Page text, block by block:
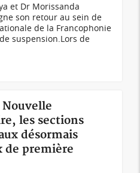
et Dr Morissanda
son retour au sein de
de la Francophonie
suspension.Lors de
les sections
désormais
de première